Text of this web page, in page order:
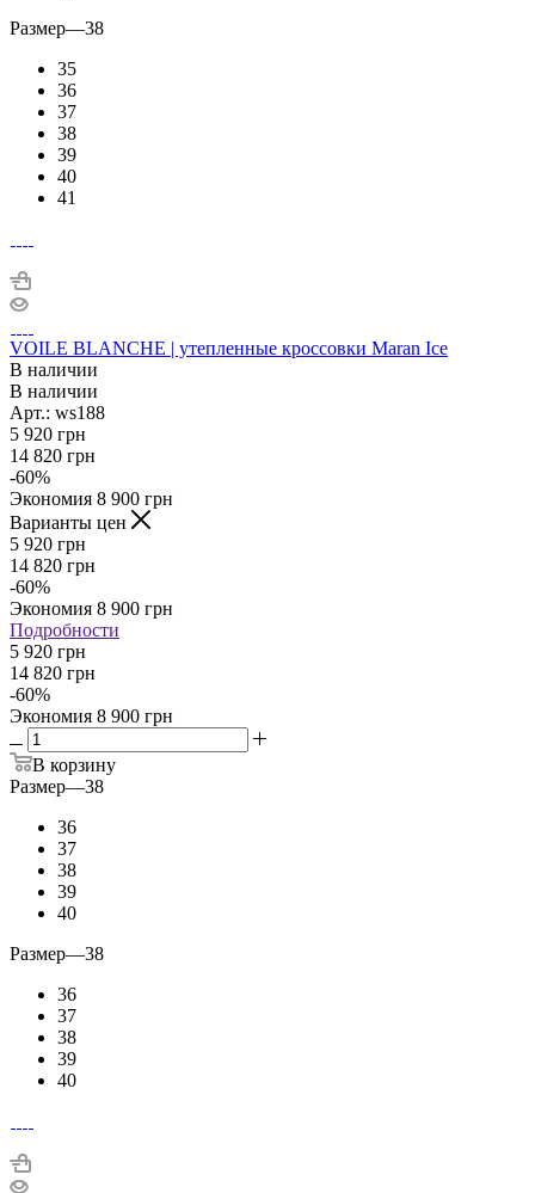
Размер—38
35
36
37
38
39
40
41
VOILE BLANCHE | утепленные кроссовки Maran Ice
В наличии
В наличии
Арт.: ws188
5 920 грн
14 820 грн
-60%
Экономия 8 900 грн
Варианты цен
5 920 грн
14 820 грн
-60%
Экономия 8 900 грн
Подробности
5 920 грн
14 820 грн
-60%
Экономия 8 900 грн
В корзину
Размер—38
36
37
38
39
40
Размер—38
36
37
38
39
40